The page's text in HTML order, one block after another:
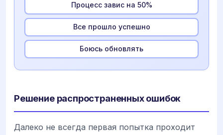
Процесс завис на 50%
Все прошло успешно
Боюсь обновлять
Решение распространенных ошибок
Далеко не всегда первая попытка проходит